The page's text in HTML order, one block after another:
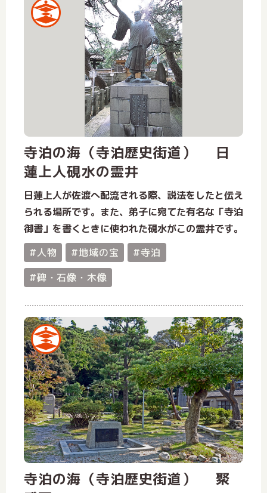
寺泊の海（寺泊歴史街道） 日
蓮上人硯水の霊井
日蓮上人が佐渡へ配流される際、説法をしたと伝え
られる場所です。また、弟子に宛てた有名な「寺泊
御書」を書くときに使われた硯水がこの霊井です。
#人物
#地域の宝
#寺泊
#碑・石像・木像
寺泊の海（寺泊歴史街道） 聚